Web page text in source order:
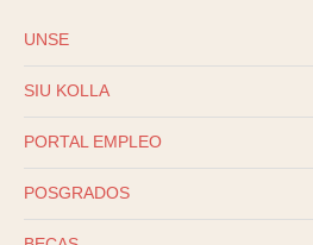
UNSE
SIU KOLLA
PORTAL EMPLEO
POSGRADOS